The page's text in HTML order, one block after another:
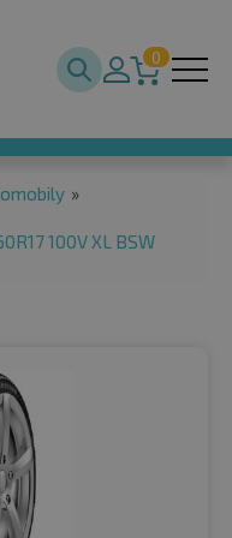
0
»
100V XL BSW